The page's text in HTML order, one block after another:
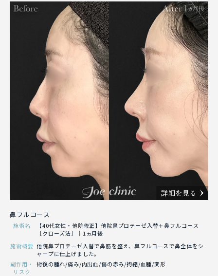
詳細を見る
鼻フルコース
施術名
【40代女性・他院修正】他院鼻プロテーゼ入替＋鼻フルコース
［クローズ法］｜1ヵ月後
施術概要 他院鼻プロテーゼ入替で鼻筋を整え、鼻フルコースで鼻全体をシ
ャープに仕上げました。
副作用・
リスク
術後の腫れ/痛み/内出血/傷の赤み/拘縮/血腫/変形